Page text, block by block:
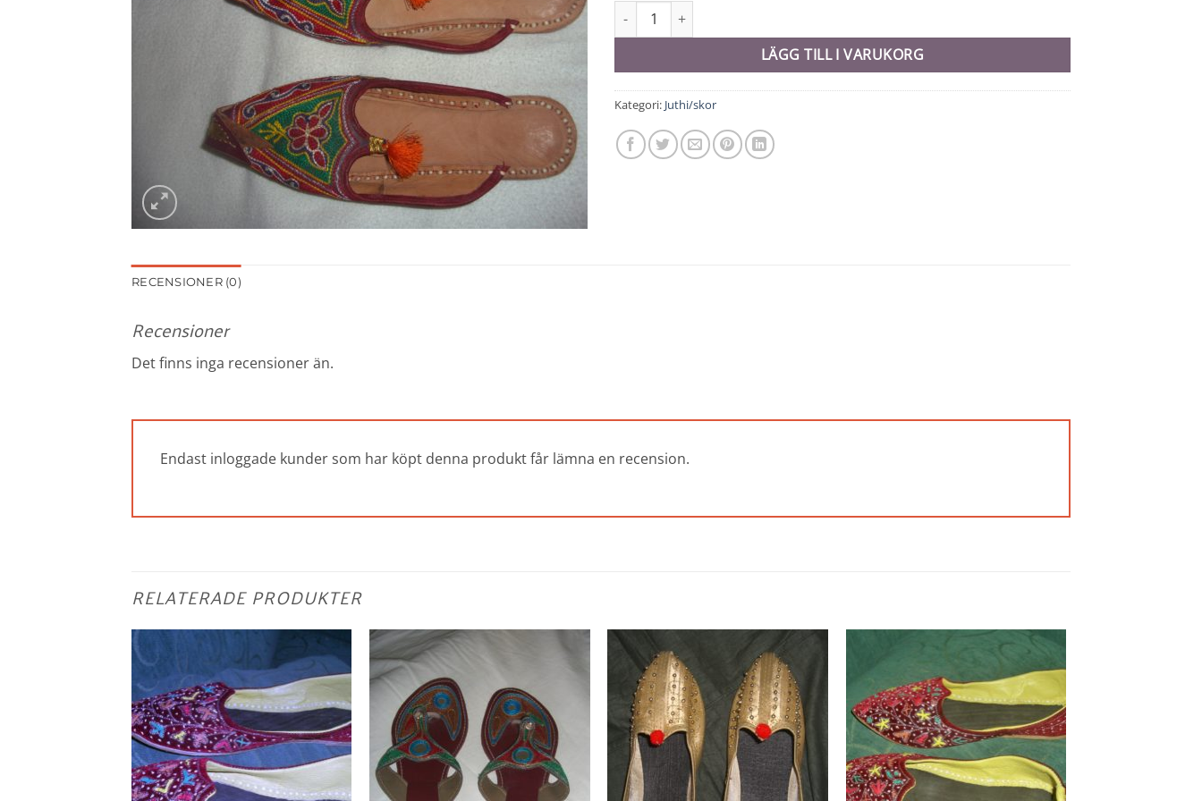
Juthi/sko - 10074 mängd
LÄGG TILL I VARUKORG
Kategori: Juthi/skor
RECENSIONER (0)
Recensioner
Det finns inga recensioner än.
Endast inloggade kunder som har köpt denna produkt får lämna en recension.
RELATERADE PRODUKTER